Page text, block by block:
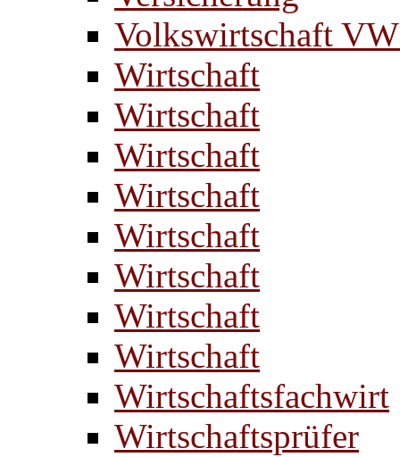
Volkswirtschaft
Wirtschaft
Wirtschaft
Wirtschaft
Wirtschaft
Wirtschaft
Wirtschaft
Wirtschaft
Wirtschaft
Wirtschaftsfachwirt
Wirtschaftsprüfer